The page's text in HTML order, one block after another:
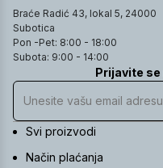
Braće Radić 43, lokal 5, 24000
Subotica
Pon -Pet: 8:00 - 18:00
Subota: 9:00 - 14:00
Prijavite
Svi proizvodi
Način plaćanja